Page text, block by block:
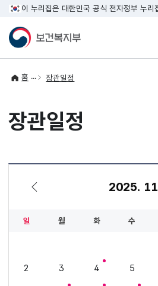
이 누리집은 대한민국 공식 전자정부 누리
홈 장관일정
장관일정
2025. 11
일 월 화 수
2 3 4 5